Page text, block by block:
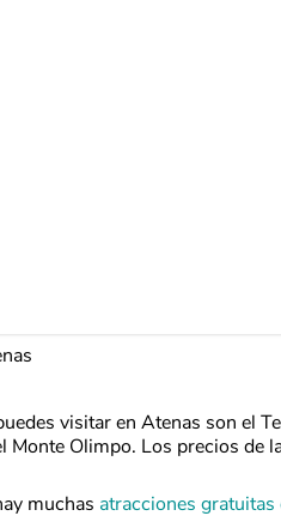
visitar en Atenas son el
Monte Olimpo. Los precios de
muchas atracciones gratuitas